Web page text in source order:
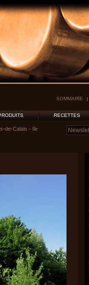
SOMMAIRE
RECETTES
de-Calais - Ile